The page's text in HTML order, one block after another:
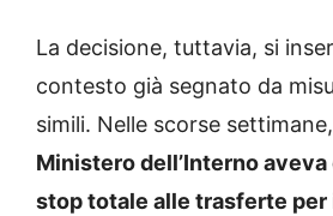
La decisione, tuttavia, si
contesto già segnato da
simili. Nelle scorse
Ministero dell’Interno
stop totale alle trasferte per